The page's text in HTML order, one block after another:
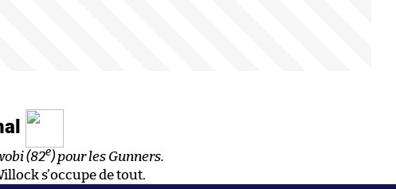
(82e) pour les Gunners.
s’occupe de tout.